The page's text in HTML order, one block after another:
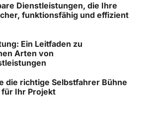
Dienstleistungen, die Ihre
funktionsfähig und effizient
Ein Leitfaden zu
Arten von
die richtige Selbstfahrer Bühne
Ihr Projekt